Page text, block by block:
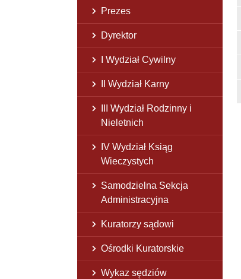
Prezes
Dyrektor
I Wydział Cywilny
II Wydział Karny
III Wydział Rodzinny i
Nieletnich
IV Wydział Ksiąg
Wieczystych
Samodzielna Sekcja
Administracyjna
Kuratorzy sądowi
Ośrodki Kuratorskie
Wykaz sędziów